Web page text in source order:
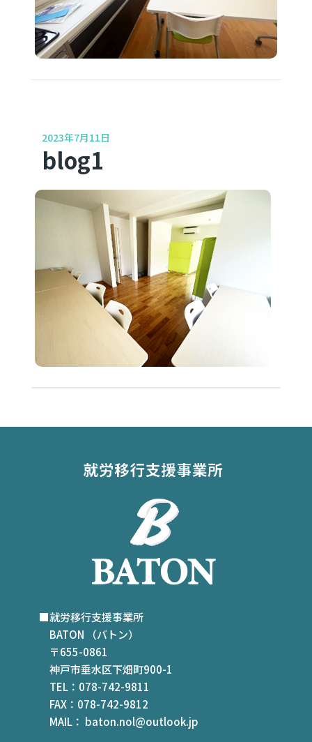
2023年7月11日
blog1
■就労移行支援事業所
BATON （バトン）
〒655-0861
神戸市垂水区下畑町900-1
TEL：078-742-9811
FAX：078-742-9812
MAIL： baton.nol@outlook.jp